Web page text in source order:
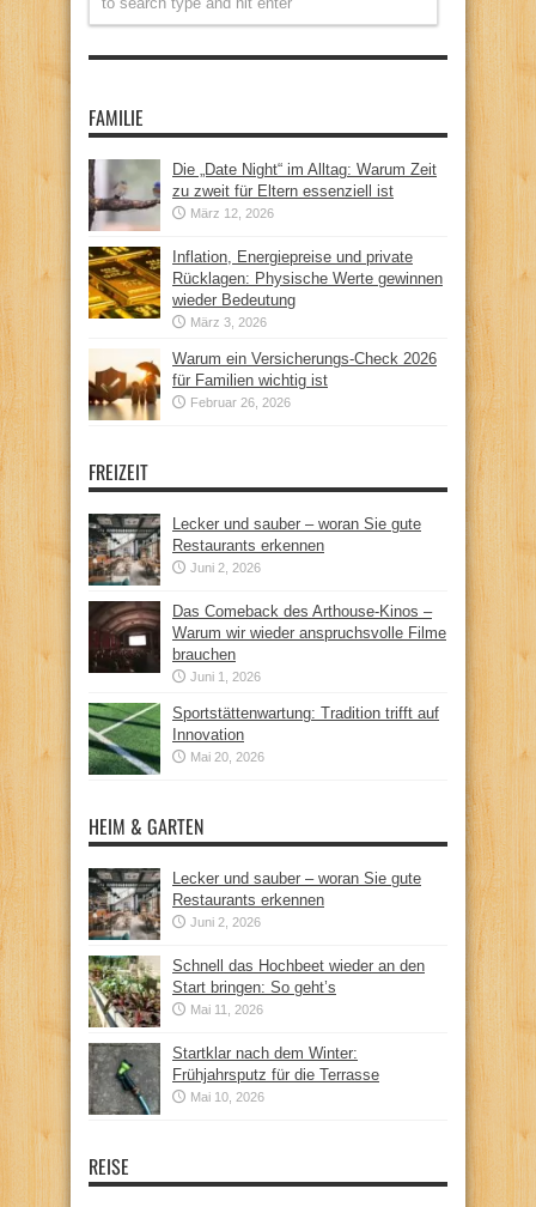
FAMILIE
Die „Date Night“ im Alltag: Warum Zeit
zu zweit für Eltern essenziell ist
März 12, 2026
Inflation, Energiepreise und private
Rücklagen: Physische Werte gewinnen
wieder Bedeutung
März 3, 2026
Warum ein Versicherungs-Check 2026
für Familien wichtig ist
Februar 26, 2026
FREIZEIT
Lecker und sauber – woran Sie gute
Restaurants erkennen
Juni 2, 2026
Das Comeback des Arthouse-Kinos –
Warum wir wieder anspruchsvolle Filme
brauchen
Juni 1, 2026
Sportstättenwartung: Tradition trifft auf
Innovation
Mai 20, 2026
HEIM & GARTEN
Lecker und sauber – woran Sie gute
Restaurants erkennen
Juni 2, 2026
Schnell das Hochbeet wieder an den
Start bringen: So geht’s
Mai 11, 2026
Startklar nach dem Winter:
Frühjahrsputz für die Terrasse
Mai 10, 2026
REISE